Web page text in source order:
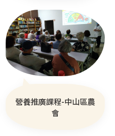
營養推廣課程-中山區農
會